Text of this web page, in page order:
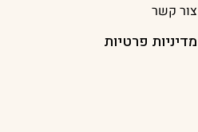
צור קשר
מדיניות פרטיות